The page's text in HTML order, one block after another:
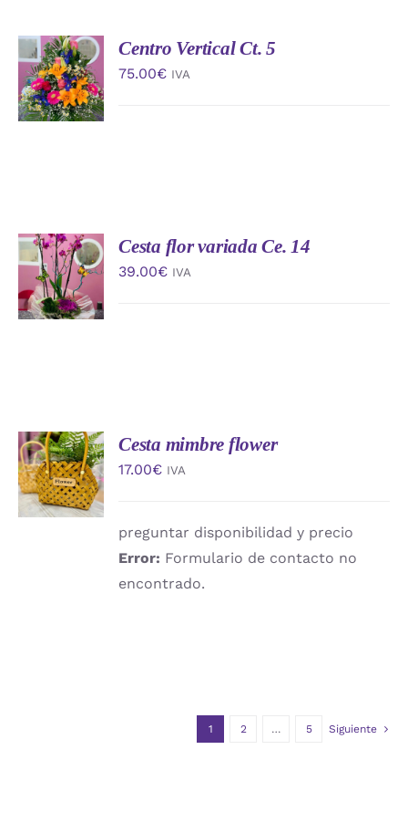
AÑADIR
AL
CARRITO
/
DETALLES
Centro Vertical Ct. 5
75.00€ IVA
AÑADIR
AL
CARRITO
/
DETALLES
Cesta flor variada Ce. 14
39.00€ IVA
AÑADIR
AL
CARRITO
/
DETALLES
Cesta mimbre flower
17.00€ IVA
preguntar disponibilidad y precio
Error: Formulario de contacto no
encontrado.
1 2 … 5 Siguiente